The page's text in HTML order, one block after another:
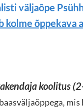
väljaõpe
kolme õppekava
koolitus